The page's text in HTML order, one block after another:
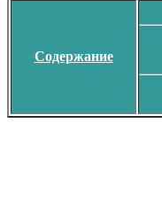
Содержание